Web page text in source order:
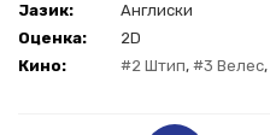
Јазик:
Aнглиски
Оценка:
2D
Кино:
#2 Штип, #3 Велес,